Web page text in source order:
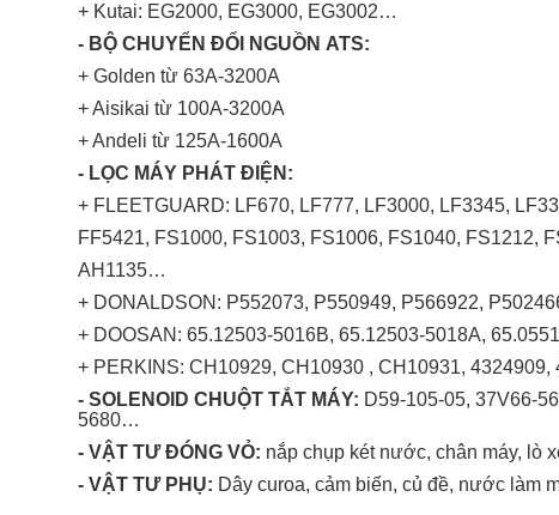
+ Kutai: EG2000, EG3000, EG3002…
- BỘ CHUYỂN ĐỔI NGUỒN ATS:
+ Golden từ 63A-3200A
+ Aisikai từ 100A-3200A
+ Andeli từ 125A-1600A
- LỌC MÁY PHÁT ĐIỆN:
+ FLEETGUARD: LF670, LF777, LF3000, LF3345,
FF5421, FS1000, FS1003, FS1006, FS1040, FS1212,
AH1135…
+ DONALDSON: P552073, P550949, P566922,
+ DOOSAN: 65.12503-5016B, 65.12503-5018A,
+ PERKINS: CH10929, CH10930 , CH10931,
- SOLENOID CHUỘT TẮT MÁY: D59-105-05, 37V66-
5680…
- VẬT TƯ ĐÓNG VỎ: nắp chụp két nước, chân máy, lò
- VẬT TƯ PHỤ: Dây curoa, cảm biến, củ đề, nước làm